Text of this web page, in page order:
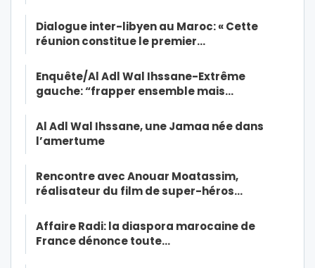
Dialogue inter-libyen au Maroc: « Cette
réunion constitue le premier…
Enquête/Al Adl Wal Ihssane-Extrême
gauche: “frapper ensemble mais…
Al Adl Wal Ihssane, une Jamaa née dans
l’amertume
Rencontre avec Anouar Moatassim,
réalisateur du film de super-héros…
Affaire Radi: la diaspora marocaine de
France dénonce toute…